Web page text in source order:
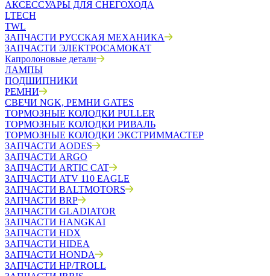
АКСЕССУАРЫ ДЛЯ СНЕГОХОДА
LTECH
TWL
ЗАПЧАСТИ РУССКАЯ МЕХАНИКА
ЗАПЧАСТИ ЭЛЕКТРОСАМОКАТ
Капролоновые детали
ЛАМПЫ
ПОДШИПНИКИ
РЕМНИ
СВЕЧИ NGK, РЕМНИ GATES
ТОРМОЗНЫЕ КОЛОДКИ PULLER
ТОРМОЗНЫЕ КОЛОДКИ РИВАЛЬ
ТОРМОЗНЫЕ КОЛОДКИ ЭКСТРИММАСТЕР
ЗАПЧАСТИ AODES
ЗАПЧАСТИ ARGO
ЗАПЧАСТИ ARTIC CAT
ЗАПЧАСТИ ATV 110 EAGLE
ЗАПЧАСТИ BALTMOTORS
ЗАПЧАСТИ BRP
ЗАПЧАСТИ GLADIATOR
ЗАПЧАСТИ HANGKAI
ЗАПЧАСТИ HDX
ЗАПЧАСТИ HIDEA
ЗАПЧАСТИ HONDA
ЗАПЧАСТИ HP/TROLL